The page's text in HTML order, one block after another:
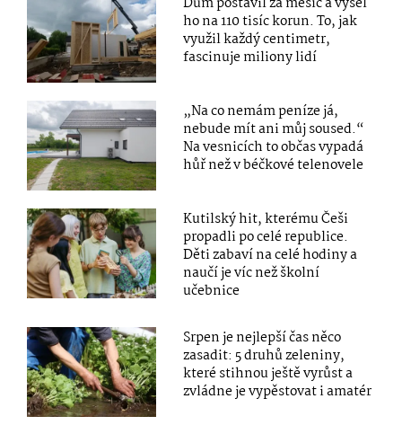
ho na 110 tisíc korun. To, jak
využil každý centimetr,
fascinuje miliony lidí
„Na co nemám peníze já,
nebude mít ani můj soused.“
Na vesnicích to občas vypadá
hůř než v béčkové telenovele
Kutilský hit, kterému Češi
propadli po celé republice.
Děti zabaví na celé hodiny a
naučí je víc než školní
učebnice
Srpen je nejlepší čas něco
zasadit: 5 druhů zeleniny,
které stihnou ještě vyrůst a
zvládne je vypěstovat i amatér